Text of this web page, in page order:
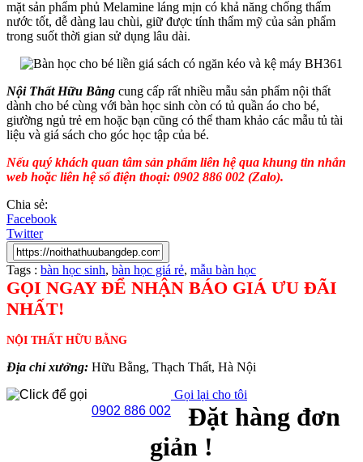
mặt sản phẩm phủ Melamine láng mịn có khả năng chống thấm
nước tốt, dễ dàng lau chùi, giữ được tính thẩm mỹ của sản phẩm
trong suốt thời gian sử dụng lâu dài.
Nội Thất Hữu Bằng cung cấp rất nhiều mẫu sản phẩm nội thất
dành cho bé cùng với bàn học sinh còn có tủ quần áo cho bé,
giường ngủ trẻ em hoặc bạn cũng có thể tham khảo các mẫu tủ tài
liệu và giá sách cho góc học tập của bé.
Nếu quý khách quan tâm sản phẩm liên hệ qua khung tin nhắn
web hoặc liên hệ số điện thoại: 0902 886 002 (Zalo).
Chia sẻ:
Facebook
Twitter
Tags : bàn học sinh, bàn học giá rẻ, mẫu bàn học
GỌI NGAY ĐỂ NHẬN BÁO GIÁ ƯU ĐÃI
NHẤT!
NỘI THẤT HỮU BẰNG
Địa chỉ xưởng: Hữu Bằng, Thạch Thất, Hà Nội
0902 886 002
Gọi lại cho tôi
Đặt hàng đơn
giản !